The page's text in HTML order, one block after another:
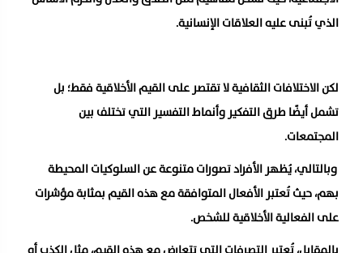
الذي تُبنى عليه العلاقات الإنسانية.
لكن الاختلافات الثقافية لا تقتصر على القيم الأخلاقية فقط؛ بل
تشمل أيضًا طرق التفكير وأنماط التفسير التي تختلف بين
المجتمعات.
وبالتالي، يُظهر الأفراد تصورات متنوعة عن السلوكيات المحيطة
بهم، حيث تُعتبر الأفعال المتوافقة مع هذه القيم بمثابة مؤشرات
على الفعالية الأخلاقية للشخص.